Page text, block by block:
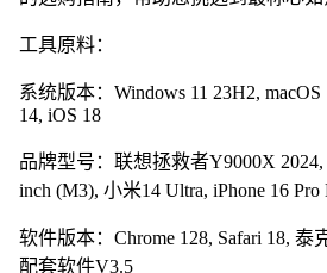
工具原料：
系统版本：Windows 11 23H2, macOS
14, iOS 18
品牌型号：联想拯救者Y9000X 2024,
inch (M3), 小米14 Ultra, iPhone 16 Pro
软件版本：Chrome 128, Safari 18, 泰
配套软件V3.5